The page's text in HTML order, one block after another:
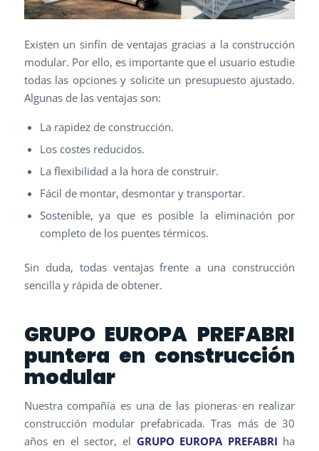
Existen un sinfín de ventajas gracias a la construcción
modular. Por ello, es importante que el usuario estudie
todas las opciones y solicite un presupuesto ajustado.
Algunas de las ventajas son:
La rapidez de construcción.
Los costes reducidos.
La flexibilidad a la hora de construir.
Fácil de montar, desmontar y transportar.
Sostenible, ya que es posible la eliminación por
completo de los puentes térmicos.
Sin duda, todas ventajas frente a una construcción
sencilla y rápida de obtener.
GRUPO EUROPA PREFABRI
puntera en construcción
modular
Nuestra compañía es una de las pioneras en realizar
construcción modular prefabricada. Tras más de 30
años en el sector, el GRUPO EUROPA PREFABRI ha